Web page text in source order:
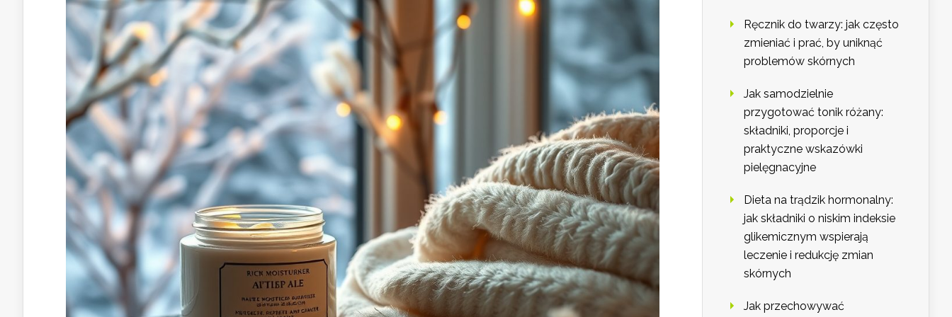
Ręcznik do twarzy: jak często
zmieniać i prać, by uniknąć
problemów skórnych
Jak samodzielnie
przygotować tonik różany:
składniki, proporcje i
praktyczne wskazówki
pielęgnacyjne
Dieta na trądzik hormonalny:
jak składniki o niskim indeksie
glikemicznym wspierają
leczenie i redukcję zmian
skórnych
Jak przechowywać